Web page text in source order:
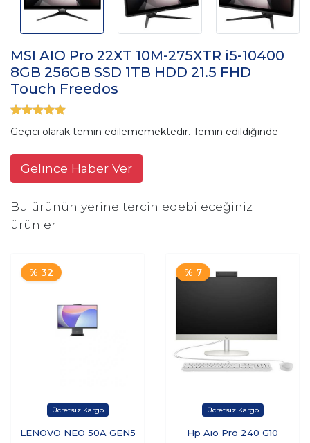
MSI AIO Pro 22XT 10M-275XTR i5-10400
8GB 256GB SSD 1TB HDD 21.5 FHD
Touch Freedos
Geçici olarak temin edilememektedir. Temin edildiğinde
Gelince Haber Ver
Bu ürünün yerine tercih edebileceğiniz
ürünler
% 32
LENOVO NEO 50A GEN5
% 7
Hp Aıo Pro 240 G10